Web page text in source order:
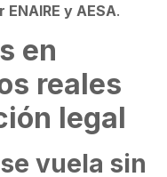
y AESA.
en
reales
legal
vuela sin